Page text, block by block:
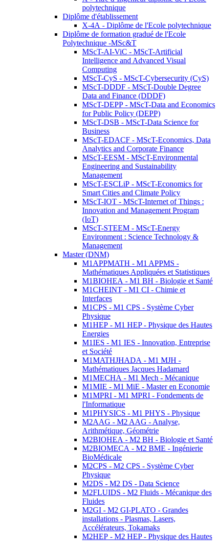
polytechnique
Diplôme d'établissement
X-4A - Diplôme de l'Ecole polytechnique
Diplôme de formation gradué de l'Ecole
Polytechnique -MSc&T
MScT-AI-ViC - MScT-Artificial
Intelligence and Advanced Visual
Computing
MScT-CyS - MScT-Cybersecurity (CyS)
MScT-DDDF - MScT-Double Degree
Data and Finance (DDDF)
MScT-DEPP - MScT-Data and Economics
for Public Policy (DEPP)
MScT-DSB - MScT-Data Science for
Business
MScT-EDACF - MScT-Economics, Data
Analytics and Corporate Finance
MScT-EESM - MScT-Environmental
Engineering and Sustainability
Management
MScT-ESCLiP - MScT-Economics for
Smart Cities and Climate Policy
MScT-IOT - MScT-Internet of Things :
Innovation and Management Program
(IoT)
MScT-STEEM - MScT-Energy
Environment : Science Technology &
Management
Master (DNM)
M1APPMATH - M1 APPMS -
Mathématiques Appliquées et Statistiques
M1BIOHEA - M1 BH - Biologie et Santé
M1CHEINT - M1 CI - Chimie et
Interfaces
M1CPS - M1 CPS - Système Cyber
Physique
M1HEP - M1 HEP - Physique des Hautes
Energies
M1IES - M1 IES - Innovation, Entreprise
et Société
M1MATHJHADA - M1 MJH -
Mathématiques Jacques Hadamard
M1MECHA - M1 Mech - Mécanique
M1MIE - M1 MiE - Master en Economie
M1MPRI - M1 MPRI - Fondements de
l'Informatique
M1PHYSICS - M1 PHYS - Physique
M2AAG - M2 AAG - Analyse,
Arithmétique, Géométrie
M2BIOHEA - M2 BH - Biologie et Santé
M2BIOMECA - M2 BME - Ingénierie
BioMédicale
M2CPS - M2 CPS - Système Cyber
Physique
M2DS - M2 DS - Data Science
M2FLUIDS - M2 Fluids - Mécanique des
Fluides
M2GI - M2 GI-PLATO - Grandes
installations - Plasmas, Lasers,
Accélérateurs, Tokamaks
M2HEP - M2 HEP - Physique des Hautes